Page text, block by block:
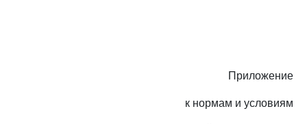
Приложение
к нормам и условиям